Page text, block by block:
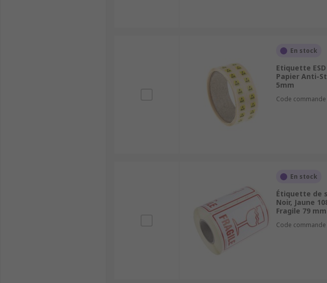
En stock
Etiquette ESD
Papier Anti-
5mm
Code commande
En stock
Étiquette de
Noir, Jaune
Fragile 79
Code commande